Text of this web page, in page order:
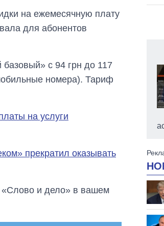
на ежемесячную плату
для абонентов
с 94 грн до 117
номера). Тариф
на услуги
прекратил оказывать
«Слово и дело» в вашем
Сколько
картофеля
выращивали в
войны